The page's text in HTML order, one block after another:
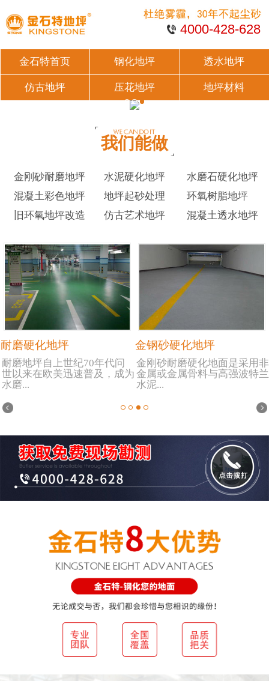
4000-428-628
金石特首页 钢化地坪 透水地坪
仿古地坪 压花地坪 地坪材料
我们能做
金刚砂耐磨地坪 水泥硬化地坪
水磨石硬化地坪
混凝土彩色地坪
地坪起砂处理
环氧树脂地坪
旧环氧地坪改造
仿古艺术地坪 混凝土透水地坪
耐磨硬化地坪
耐磨地坪自上世纪70年代问
世以来在欧美迅速普及，成为
水磨...
金钢砂硬化地坪
金刚砂耐磨硬化地面是采用非
金属或金属骨料与高强波特兰
水泥...